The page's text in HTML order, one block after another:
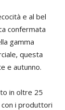
e al bel
confermata
gamma
questa
e autunno.
in oltre 25
i produttori